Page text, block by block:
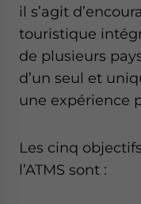
il s’agit
touristique
de plusieurs
d’un seul et
une expérience
Les cinq
l’ATMS sont :